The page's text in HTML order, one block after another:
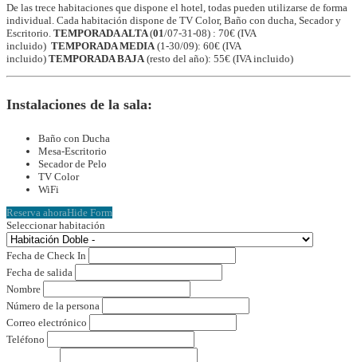
De las trece habitaciones que dispone el hotel, todas pueden utilizarse de forma
individual. Cada habitación dispone de TV Color, Baño con ducha, Secador y
Escritorio. TEMPORADA ALTA(01/07-31-08) : 70€ (IVA
incluido) TEMPORADA MEDIA (1-30/09): 60€ (IVA
incluido) TEMPORADA BAJA (resto del año): 55€ (IVA incluido)
Instalaciones de la sala:
Baño con Ducha
Mesa-Escritorio
Secador de Pelo
TV Color
WiFi
Reserva ahoraHide Form
Seleccionar habitación
Fecha de Check In
Fecha de salida
Nombre
Número de la persona
Correo electrónico
Teléfono